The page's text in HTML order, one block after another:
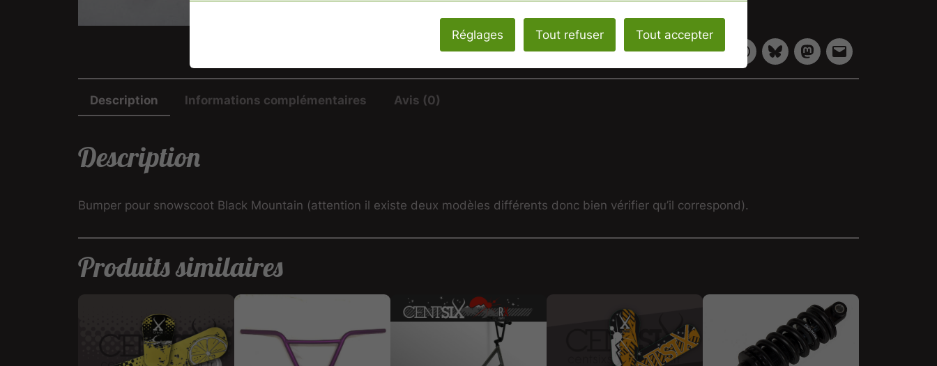
Partager :
Description Informations complémentaires Avis (0)
Description
Bumper pour snowscoot Black Mountain (attention il existe deux modèles différents donc bien vérifier qu’il correspond).
Produits similaires
Réglages Tout refuser Tout accepter